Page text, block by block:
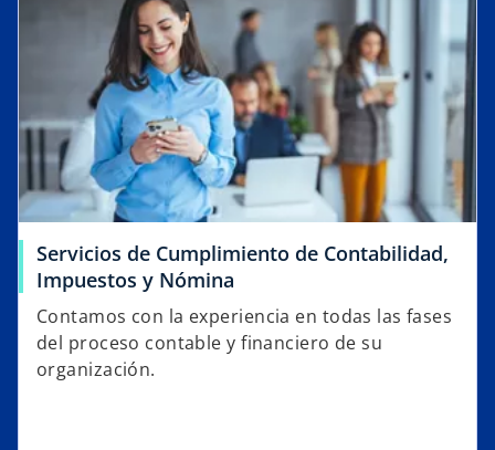
Servicios de Cumplimiento de Contabilidad,
Impuestos y Nómina
Contamos con la experiencia en todas las fases
del proceso contable y financiero de su
organización.